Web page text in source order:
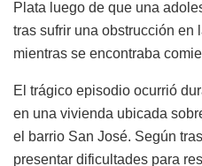
Plata luego de que una
tras sufrir una obstrucción en
mientras se encontraba
El trágico episodio ocurrió
en una vivienda ubicada
el barrio San José. Según
presentar dificultades para